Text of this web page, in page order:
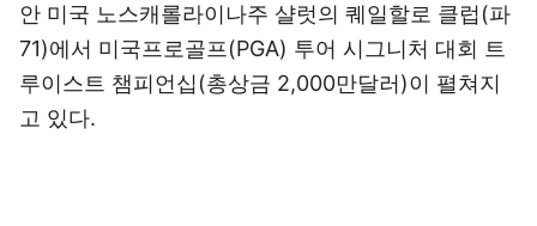
안 미국 노스캐롤라이나주 샬럿의 퀘일할로 클럽(파
71)에서 미국프로골프(PGA) 투어 시그니처 대회 트
루이스트 챔피언십(총상금 2,000만달러)이 펼쳐지
고 있다.